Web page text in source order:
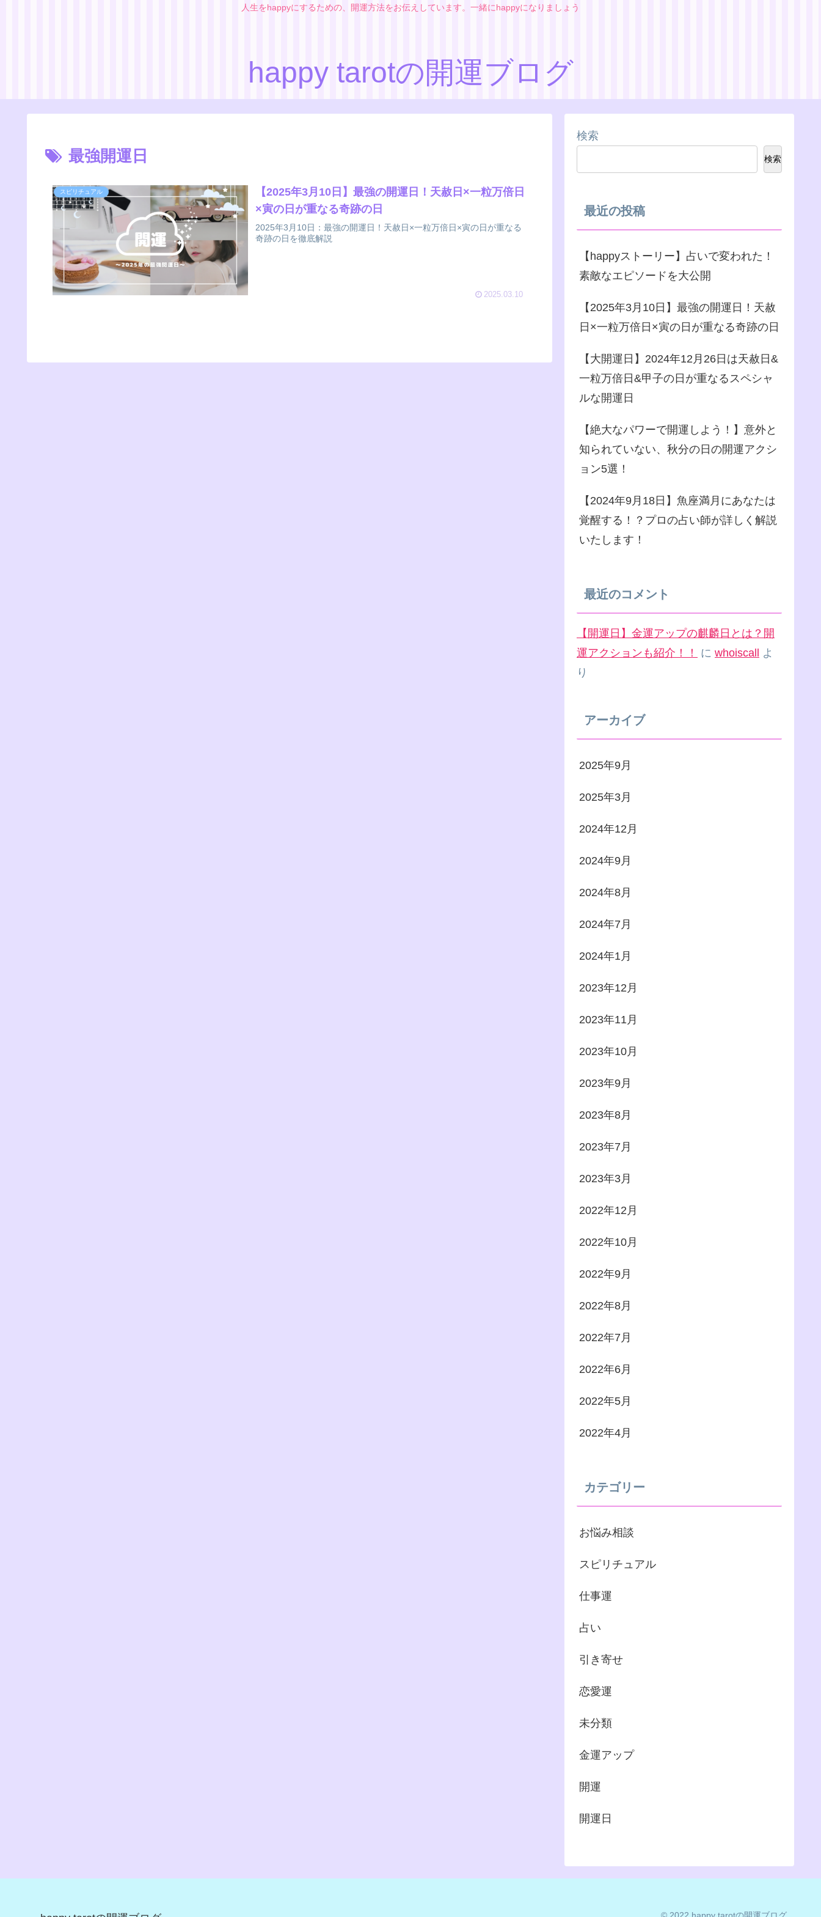
人生をhappyにするための、開運方法をお伝えしています。一緒にhappyになりましょう
happy tarotの開運ブログ
最強開運日
スピリチュアル
【2025年3月10日】最強の開運日！天赦日×一粒万倍日
×寅の日が重なる奇跡の日
2025年3月10日：最強の開運日！天赦日×一粒万倍日×寅の日が重なる
奇跡の日を徹底解説
2025.03.10
検索
検索
最近の投稿
【happyストーリー】占いで変われた！
素敵なエピソードを大公開
【2025年3月10日】最強の開運日！天赦
日×一粒万倍日×寅の日が重なる奇跡の日
【大開運日】2024年12月26日は天赦日&
一粒万倍日&甲子の日が重なるスペシャ
ルな開運日
【絶大なパワーで開運しよう！】意外と
知られていない、秋分の日の開運アクシ
ョン5選！
【2024年9月18日】魚座満月にあなたは
覚醒する！？プロの占い師が詳しく解説
いたします！
最近のコメント
【開運日】金運アップの麒麟日とは？開
運アクションも紹介！！
に whoiscall よ
り
アーカイブ
2025年9月
2025年3月
2024年12月
2024年9月
2024年8月
2024年7月
2024年1月
2023年12月
2023年11月
2023年10月
2023年9月
2023年8月
2023年7月
2023年3月
2022年12月
2022年10月
2022年9月
2022年8月
2022年7月
2022年6月
2022年5月
2022年4月
カテゴリー
お悩み相談
スピリチュアル
仕事運
占い
引き寄せ
恋愛運
未分類
金運アップ
開運
開運日